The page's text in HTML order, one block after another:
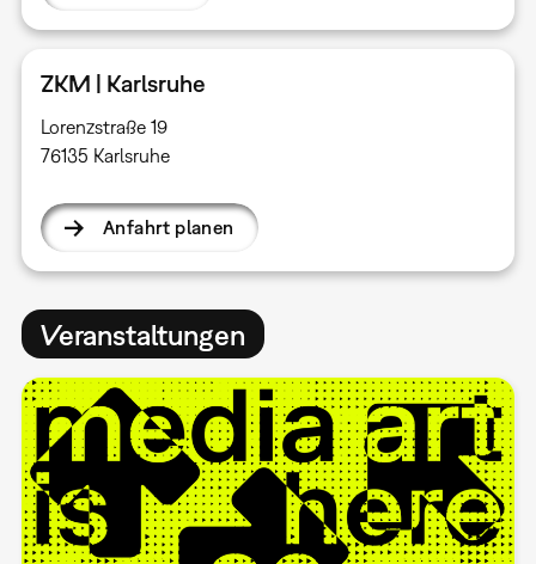
ZKM | Karlsruhe
Lorenzstraße 19
76135 Karlsruhe
Anfahrt planen
Veranstaltungen